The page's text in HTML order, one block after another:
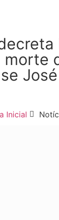
morte
Inicial